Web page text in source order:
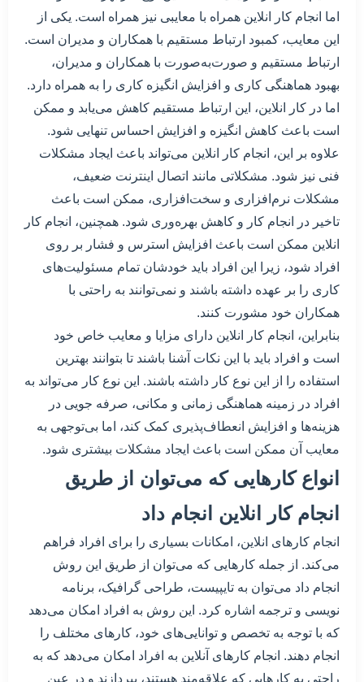
اما انجام کار انلاین همراه با معایبی نیز همراه است. یکی از
این معایب، کمبود ارتباط مستقیم با همکاران و مدیران است.
ارتباط مستقیم و صورت‌به‌صورت با همکاران و مدیران،
بهبود هماهنگی کاری و افزایش انگیزه کاری را به همراه دارد.
اما در کار انلاین، این ارتباط مستقیم کاهش می‌یابد و ممکن
است باعث کاهش انگیزه و افزایش احساس تنهایی شود.
علاوه بر این، انجام کار انلاین می‌تواند باعث ایجاد مشکلات
فنی نیز شود. مشکلاتی مانند اتصال اینترنت ضعیف،
مشکلات نرم‌افزاری و سخت‌افزاری، ممکن است باعث
تاخیر در انجام کار و کاهش بهره‌وری شود. همچنین، انجام کار
انلاین ممکن است باعث افزایش استرس و فشار بر روی
افراد شود، زیرا این افراد باید خودشان تمام مسئولیت‌های
کاری را بر عهده داشته باشند و نمی‌توانند به راحتی با
همکاران خود مشورت کنند.
بنابراین، انجام کار انلاین دارای مزایا و معایب خاص خود
است و افراد باید با این نکات آشنا باشند تا بتوانند بهترین
استفاده را از این نوع کار داشته باشند. این نوع کار می‌تواند به
افراد در زمینه هماهنگی زمانی و مکانی، صرفه جویی در
هزینه‌ها و افزایش انعطاف‌پذیری کمک کند، اما بی‌توجهی به
معایب آن ممکن است باعث ایجاد مشکلات بیشتری شود.
انواع کارهایی که می‌توان از طریق
انجام کار انلاین انجام داد
انجام کارهای انلاین، امکانات بسیاری را برای افراد فراهم
می‌کند. از جمله کارهایی که می‌توان از طریق این روش
انجام داد می‌توان به تایپیست، طراحی گرافیک، برنامه
نویسی و ترجمه اشاره کرد. این روش به افراد امکان می‌دهد
که با توجه به تخصص و توانایی‌های خود، کارهای مختلف را
انجام دهند. انجام کارهای آنلاین به افراد امکان می‌دهد که به
راحتی به کارهایی که علاقه‌مند هستند، بپردازند و در عین